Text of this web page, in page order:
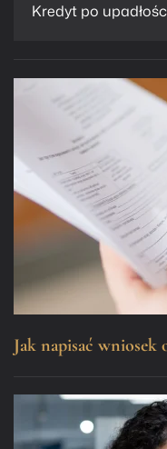
Kredyt po
Jak napisać wniosek